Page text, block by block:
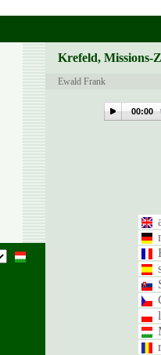
Krefeld, Missions-
Ewald Frank
00:00